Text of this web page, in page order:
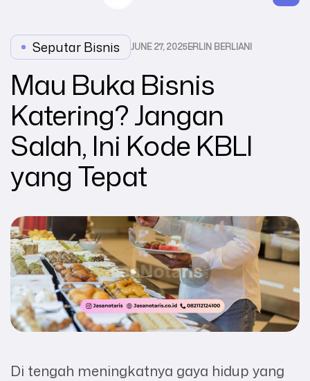
Seputar Bisnis JUNE 27, 2025ERLIN BERLIANI
Mau Buka Bisnis
Katering? Jangan
Salah, Ini Kode KBLI
yang Tepat
Di tengah meningkatnya gaya hidup yang